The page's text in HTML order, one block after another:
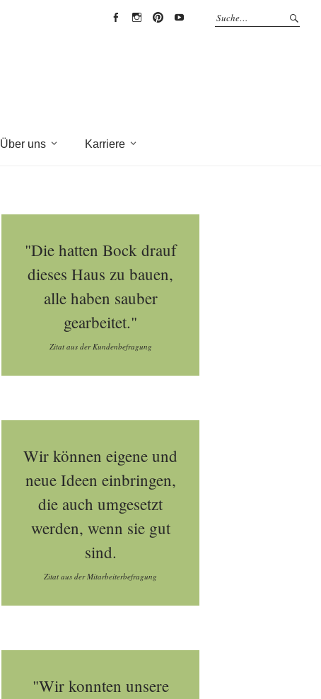
Über uns Karriere
"Die hatten Bock drauf
dieses Haus zu bauen,
alle haben sauber
gearbeitet."
Zitat aus der Kundenbefragung
Wir können eigene und
neue Ideen einbringen,
die auch umgesetzt
werden, wenn sie gut
sind.
Zitat aus der Mitarbeiterbefragung
"Wir konnten unsere